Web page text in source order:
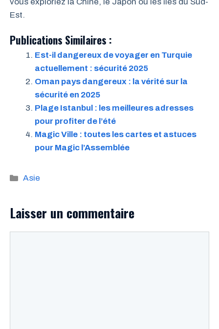
Est.
Publications Similaires :
Est-il dangereux de voyager en Turquie
actuellement : sécurité 2025
Oman pays dangereux : la vérité sur la
sécurité en 2025
Plage Istanbul : les meilleures adresses
pour profiter de l’été
Magic Ville : toutes les cartes et astuces
pour Magic l’Assemblée
Catégories
Asie
Laisser un commentaire